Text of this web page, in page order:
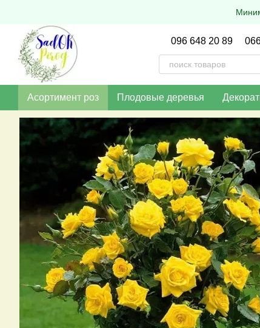
096 648 20 89
Асортимент роз Плодовые деревья